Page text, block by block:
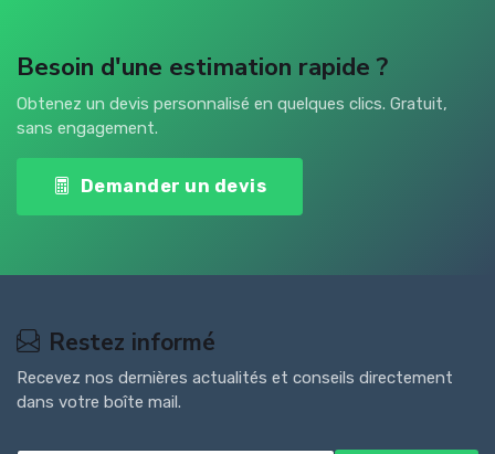
Besoin d'une estimation rapide ?
Obtenez un devis personnalisé en quelques clics. Gratuit,
sans engagement.
Demander un devis
Restez informé
Recevez nos dernières actualités et conseils directement
dans votre boîte mail.